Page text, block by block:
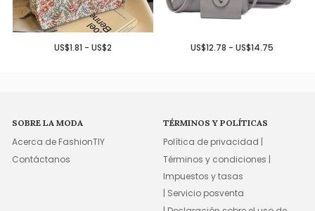
US$1.81 - US$2 US$12.78 - US$14.75
SOBRE LA MODA
Acerca de FashionTIY
Contáctanos
TÉRMINOS Y POLÍTICAS
Política de privacidad |
Términos y condiciones |
Impuestos y tasas
| Servicio posventa